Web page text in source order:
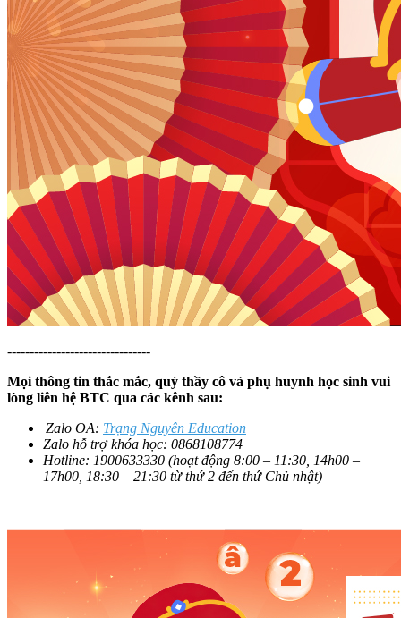
--------------------------------
Mọi thông tin thắc mắc, quý thầy cô và phụ huynh học sinh vui
lòng liên hệ BTC qua các kênh sau:
Zalo OA: Trạng Nguyên Education
Zalo hỗ trợ khóa học: 0868108774
Hotline: 1900633330 (hoạt động 8:00 – 11:30, 14h00 –
17h00, 18:30 – 21:30 từ thứ 2 đến thứ Chủ nhật)